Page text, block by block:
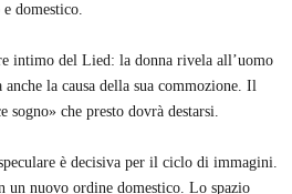
domestico.
intimo del Lied: la donna rivela all’uomo
la causa della sua commozione. Il
sogno» che presto dovrà destarsi.
è decisiva per il ciclo di immagini.
un nuovo ordine domestico. Lo spazio